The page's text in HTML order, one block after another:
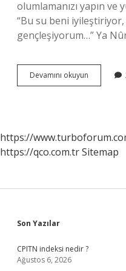
olumlamanızı yapın ve
“Bu su beni
gençleşiyorum…” Ya
Devamını okuyun
Hayy
https://
https://qco.com.trSitemap
Sidebar
Son Yazılar
CPITN indeksi nedir ?
Ağustos 6, 2026